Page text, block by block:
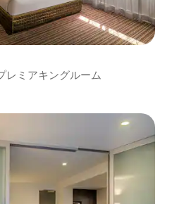
レミアキングルーム